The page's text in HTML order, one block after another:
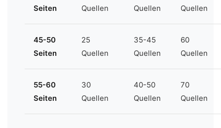
Seiten
Quellen
Quellen
Quellen
45-50
Seiten
25
Quellen
35-45
Quellen
60
Quellen
55-60
Seiten
30
Quellen
40-50
Quellen
70
Quellen